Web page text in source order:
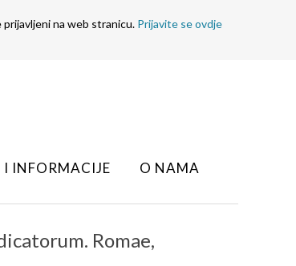
prijavljeni na web stranicu. Prijavite se ovdje
INFORMACIJE
O NAMA
Romae,